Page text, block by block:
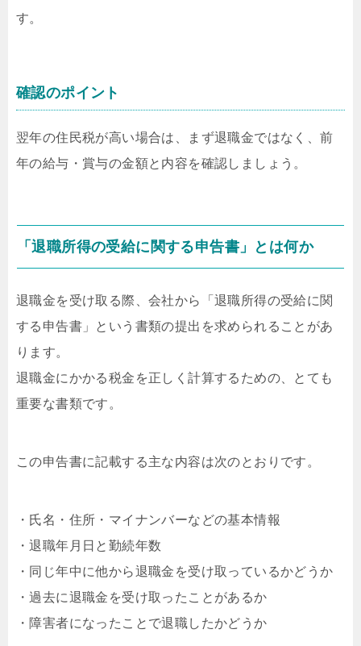
す。
確認のポイント
翌年の住民税が高い場合は、まず退職金ではなく、前
年の給与・賞与の金額と内容を確認しましょう。
「退職所得の受給に関する申告書」とは何か
退職金を受け取る際、会社から「退職所得の受給に関
する申告書」という書類の提出を求められることがあ
ります。
退職金にかかる税金を正しく計算するための、とても
重要な書類です。
この申告書に記載する主な内容は次のとおりです。
・氏名・住所・マイナンバーなどの基本情報
・退職年月日と勤続年数
・同じ年中に他から退職金を受け取っているかどうか
・過去に退職金を受け取ったことがあるか
・障害者になったことで退職したかどうか